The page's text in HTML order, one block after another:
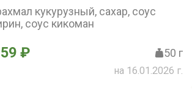
кукурузный, сахар, соус
соус кикоман
59 ₽ 50 г
на 16.01.2026 г.